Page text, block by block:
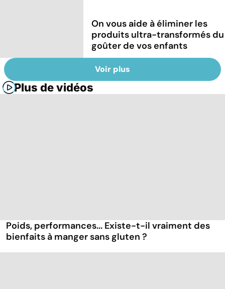
On vous aide à éliminer les
produits ultra-transformés du
goûter de vos enfants
Voir plus
Plus de vidéos
Poids, performances... Existe-t-il vraiment des
bienfaits à manger sans gluten ?